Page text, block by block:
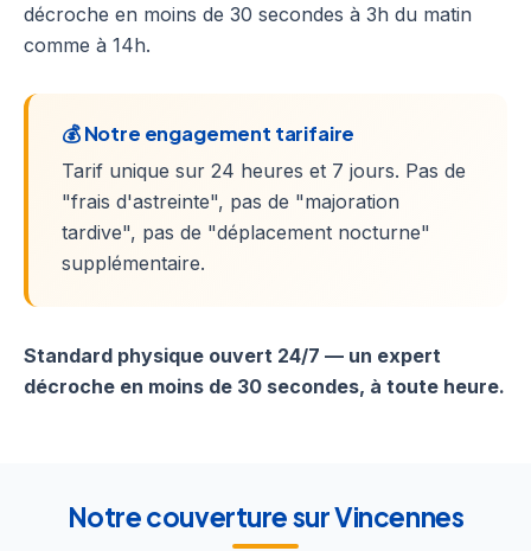
décroche en moins de 30 secondes à 3h du matin
comme à 14h.
💰 Notre engagement tarifaire
Tarif unique sur 24 heures et 7 jours. Pas de
"frais d'astreinte", pas de "majoration
tardive", pas de "déplacement nocturne"
supplémentaire.
Standard physique ouvert 24/7 — un expert
décroche en moins de 30 secondes, à toute heure.
Notre couverture sur Vincennes